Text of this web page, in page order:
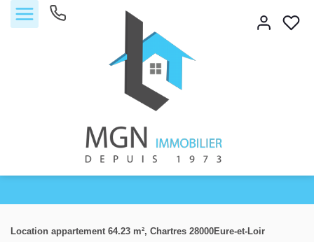
Location appartement 64.23 m², Chartres 28000Eure-et-Loir